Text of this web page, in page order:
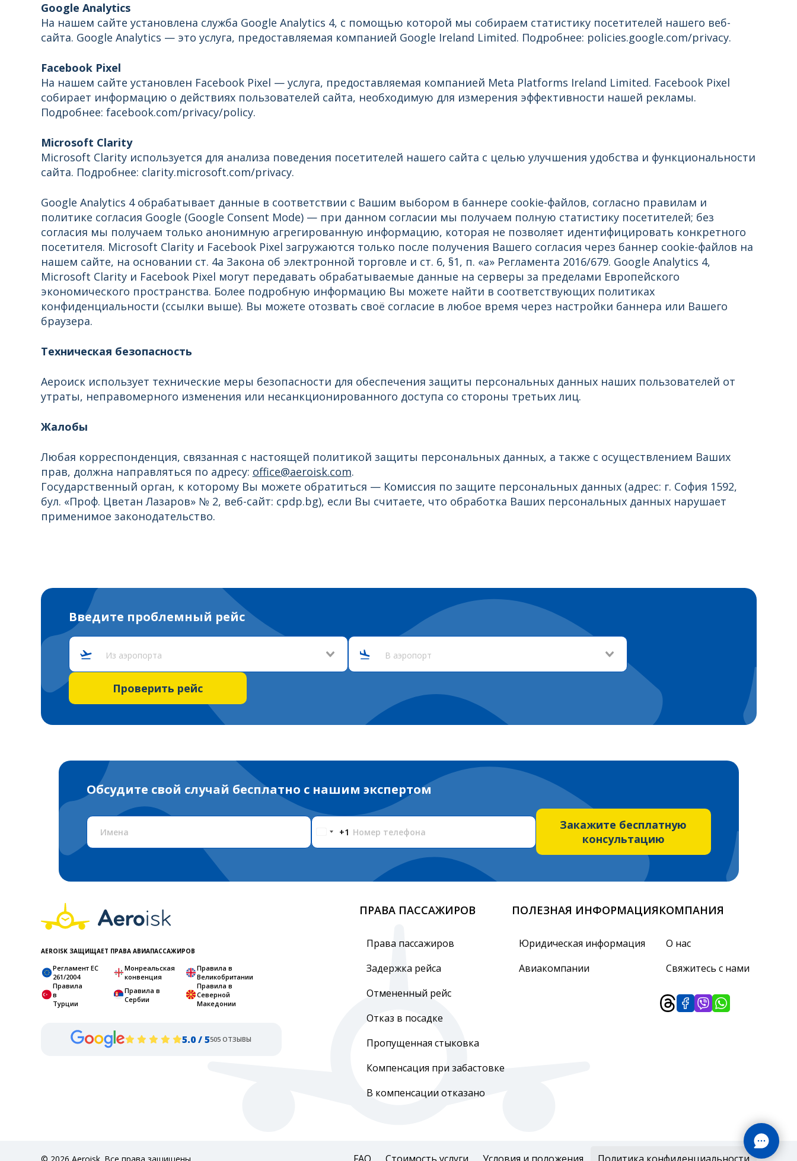
Google Analytics
На нашем сайте установлена служба Google Analytics 4, с помощью которой мы собираем статистику посетителей нашего веб-
сайта. Google Analytics — это услуга, предоставляемая компанией Google Ireland Limited. Подробнее: policies.google.com/privacy.
Facebook Pixel
На нашем сайте установлен Facebook Pixel — услуга, предоставляемая компанией Meta Platforms Ireland Limited. Facebook Pixel
собирает информацию о действиях пользователей сайта, необходимую для измерения эффективности нашей рекламы.
Подробнее: facebook.com/privacy/policy.
Microsoft Clarity
Microsoft Clarity используется для анализа поведения посетителей нашего сайта с целью улучшения удобства и функциональности
сайта. Подробнее: clarity.microsoft.com/privacy.
Google Analytics 4 обрабатывает данные в соответствии с Вашим выбором в баннере cookie-файлов, согласно правилам и
политике согласия Google (Google Consent Mode) — при данном согласии мы получаем полную статистику посетителей; без
согласия мы получаем только анонимную агрегированную информацию, которая не позволяет идентифицировать конкретного
посетителя. Microsoft Clarity и Facebook Pixel загружаются только после получения Вашего согласия через баннер cookie-файлов на
нашем сайте, на основании ст. 4а Закона об электронной торговле и ст. 6, §1, п. «a» Регламента 2016/679. Google Analytics 4,
Microsoft Clarity и Facebook Pixel могут передавать обрабатываемые данные на серверы за пределами Европейского
экономического пространства. Более подробную информацию Вы можете найти в соответствующих политиках
конфиденциальности (ссылки выше). Вы можете отозвать своё согласие в любое время через настройки баннера или Вашего
браузера.
Техническая безопасность
Аероиск использует технические меры безопасности для обеспечения защиты персональных данных наших пользователей от
утраты, неправомерного изменения или несанкционированного доступа со стороны третьих лиц.
Жалобы
Любая корреспонденция, связанная с настоящей политикой защиты персональных данных, а также с осуществлением Ваших
прав, должна направляться по адресу: office@aeroisk.com.
Государственный орган, к которому Вы можете обратиться — Комиссия по защите персональных данных (адрес: г. София 1592,
бул. «Проф. Цветан Лазаров» № 2, веб-сайт: cpdp.bg), если Вы считаете, что обработка Ваших персональных данных нарушает
применимое законодательство.
Введите проблемный рейс
Из аэропорта В аэропорт
Проверить рейс
Обсудите свой случай бесплатно с нашим экспертом
Имена Номер телефона
+1
Закажите бесплатную
консультацию
AEROISK ЗАЩИЩАЕТ ПРАВА АВИАПАССАЖИРОВ
Регламент ЕС
261/2004
Монреальская
конвенция
Правила в
Великобритании
Правила
в
Турции
Правила в
Сербии
Правила в
Северной
Македонии
5.0 / 5505 ОТЗЫВЫ
ПРАВА ПАССАЖИРОВ
Права пассажиров
Задержка рейса
Отмененный рейс
Отказ в посадке
Пропущенная стыковка
Компенсация при забастовке
В компенсации отказано
ПОЛЕЗНАЯ ИНФОРМАЦИЯ
Юридическая информация
Авиакомпании
КОМПАНИЯ
О нас
Свяжитесь с нами
© 2026 Aeroisk. Все права защищены.